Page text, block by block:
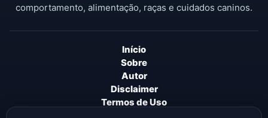
comportamento, alimentação, raças e cuidados caninos.
Início
Sobre
Autor
Disclaimer
Termos de Uso